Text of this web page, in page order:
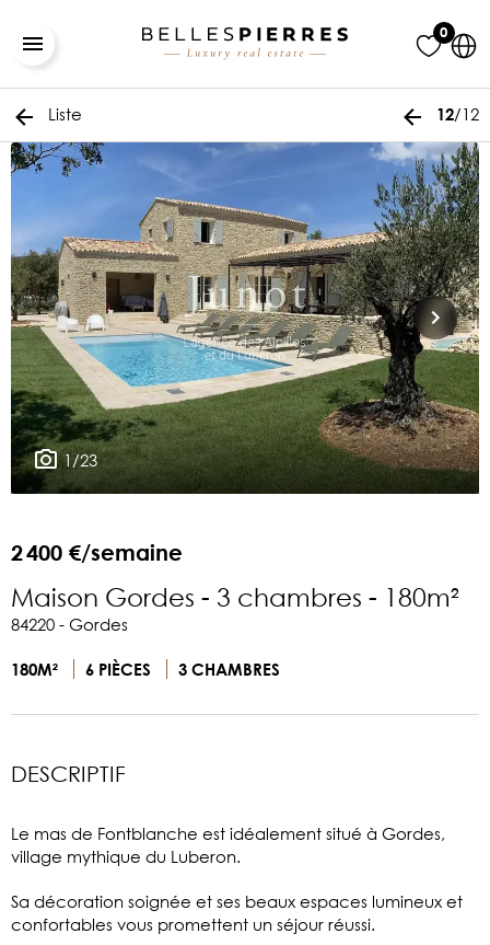
0
Liste 12/12
1/23
2 400 €/semaine
Maison Gordes - 3 chambres - 180m²
84220 - Gordes
180M² 6 PIÈCES 3 CHAMBRES
DESCRIPTIF
Le mas de Fontblanche est idéalement situé à Gordes,
village mythique du Luberon.
Sa décoration soignée et ses beaux espaces lumineux et
confortables vous promettent un séjour réussi.